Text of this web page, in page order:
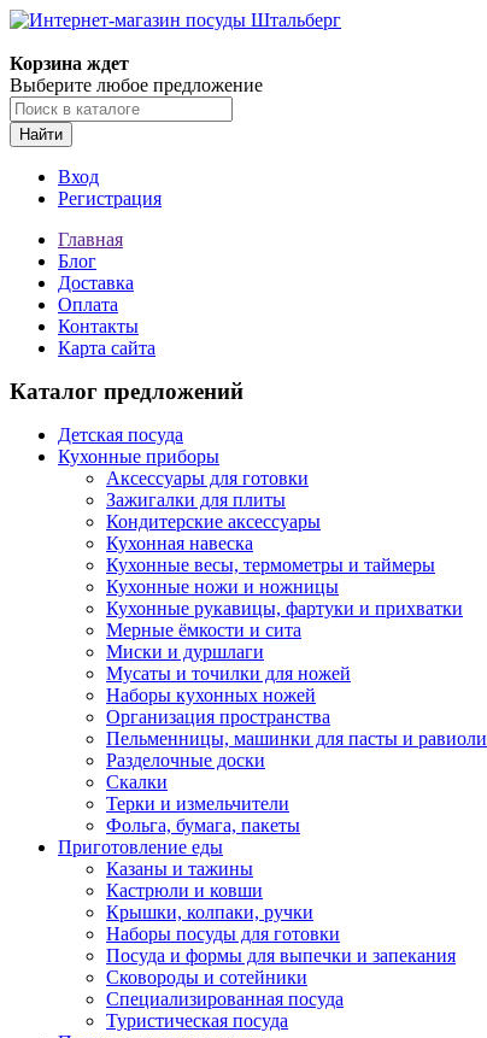
Корзина ждет
Выберите любое предложение
Найти
Вход
Регистрация
Главная
Блог
Доставка
Оплата
Контакты
Карта сайта
Каталог предложений
Детская посуда
Кухонные приборы
Аксессуары для готовки
Зажигалки для плиты
Кондитерские аксессуары
Кухонная навеска
Кухонные весы, термометры и таймеры
Кухонные ножи и ножницы
Кухонные рукавицы, фартуки и прихватки
Мерные ёмкости и сита
Миски и дуршлаги
Мусаты и точилки для ножей
Наборы кухонных ножей
Организация пространства
Пельменницы, машинки для пасты и равиоли
Разделочные доски
Скалки
Терки и измельчители
Фольга, бумага, пакеты
Приготовление еды
Казаны и тажины
Кастрюли и ковши
Крышки, колпаки, ручки
Наборы посуды для готовки
Посуда и формы для выпечки и запекания
Сковороды и сотейники
Специализированная посуда
Туристическая посуда